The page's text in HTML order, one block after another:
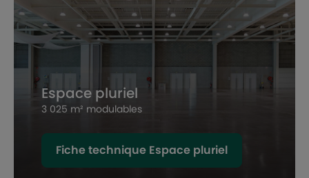
Espace pluriel
3 025 m² modulables
Fiche technique Espace pluriel